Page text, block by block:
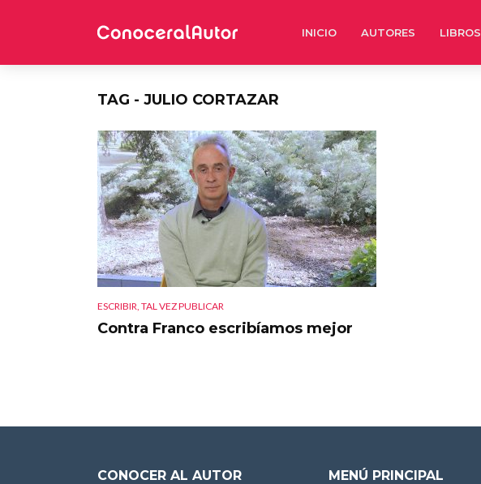
INICIO AUTORES LIBROS
TAG - JULIO CORTAZAR
ESCRIBIR, TAL VEZ PUBLICAR
Contra Franco escribíamos mejor
CONOCER AL AUTOR MENÚ PRINCIPAL